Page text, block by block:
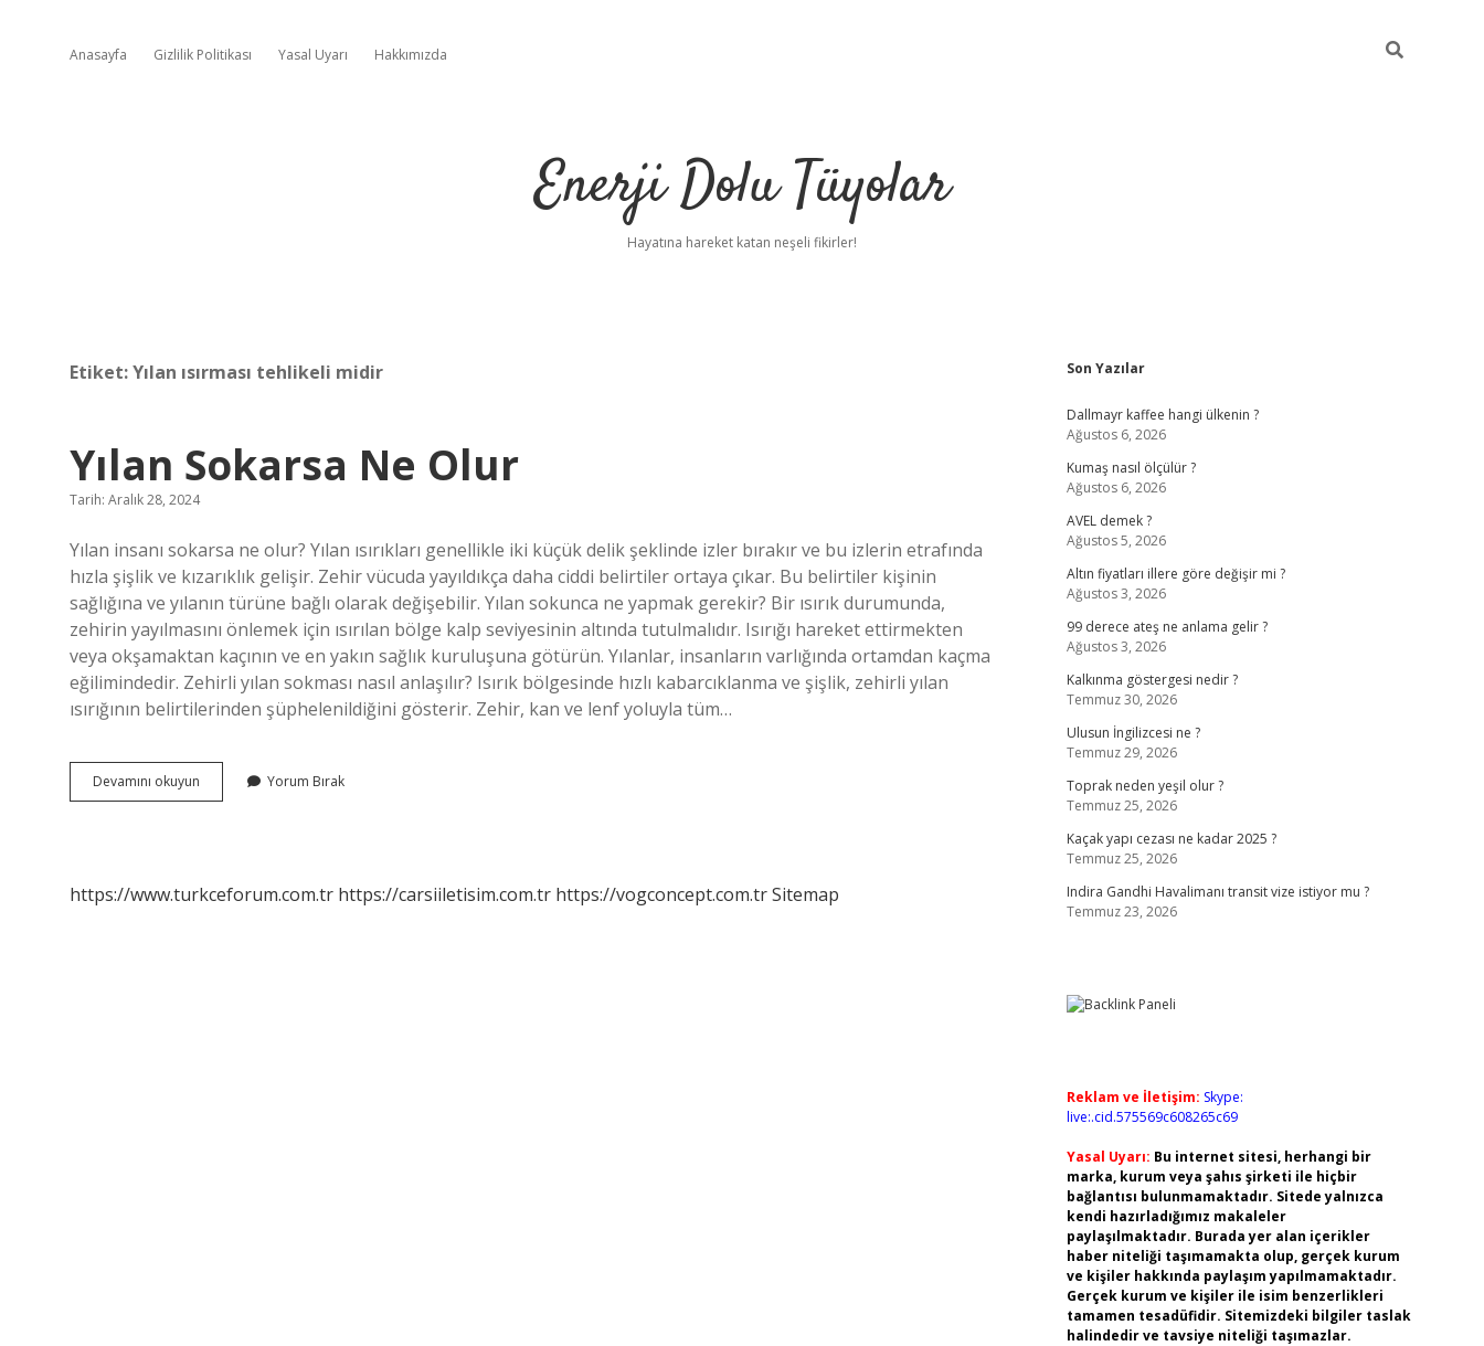
Anasayfa Gizlilik Politikası Yasal Uyarı Hakkımızda
Enerji Dolu Tüyolar
Hayatına hareket katan neşeli fikirler!
Etiket:Yılan ısırması tehlikeli midir
Yılan Sokarsa Ne Olur
Tarih: Aralık 28, 2024
Yılan insanı sokarsa ne olur? Yılan ısırıkları genellikle iki küçük delik şeklinde izler bırakır ve bu izlerin etrafında
hızla şişlik ve kızarıklık gelişir. Zehir vücuda yayıldıkça daha ciddi belirtiler ortaya çıkar. Bu belirtiler kişinin
sağlığına ve yılanın türüne bağlı olarak değişebilir. Yılan sokunca ne yapmak gerekir? Bir ısırık durumunda,
zehirin yayılmasını önlemek için ısırılan bölge kalp seviyesinin altında tutulmalıdır. Isırığı hareket ettirmekten
veya okşamaktan kaçının ve en yakın sağlık kuruluşuna götürün. Yılanlar, insanların varlığında ortamdan kaçma
eğilimindedir. Zehirli yılan sokması nasıl anlaşılır? Isırık bölgesinde hızlı kabarcıklanma ve şişlik, zehirli yılan
ısırığının belirtilerinden şüphelenildiğini gösterir. Zehir, kan ve lenf yoluyla tüm…
Devamını okuyun
Sokarsa
Yorum Bırak
https://www.turkceforum.com.tr https://carsiiletisim.com.tr https://vogconcept.com.trSitemap
Sidebar
Son Yazılar
Dallmayr kaffee hangi ülkenin ?
Ağustos 6, 2026
Kumaş nasıl ölçülür ?
Ağustos 6, 2026
AVEL demek ?
Ağustos 5, 2026
Altın fiyatları illere göre değişir mi ?
Ağustos 3, 2026
99 derece ateş ne anlama gelir ?
Ağustos 3, 2026
Kalkınma göstergesi nedir ?
Temmuz 30, 2026
Ulusun İngilizcesi ne ?
Temmuz 29, 2026
Toprak neden yeşil olur ?
Temmuz 25, 2026
Kaçak yapı cezası ne kadar 2025 ?
Temmuz 25, 2026
Indira Gandhi Havalimanı transit vize istiyor mu ?
Temmuz 23, 2026
Reklam ve İletişim: Skype:
live:.cid.575569c608265c69
Yasal Uyarı: Bu internet sitesi, herhangi bir
marka, kurum veya şahıs şirketi ile hiçbir
bağlantısı bulunmamaktadır. Sitede yalnızca
kendi hazırladığımız makaleler
paylaşılmaktadır. Burada yer alan içerikler
haber niteliği taşımamakta olup, gerçek kurum
ve kişiler hakkında paylaşım yapılmamaktadır.
Gerçek kurum ve kişiler ile isim benzerlikleri
tamamen tesadüfidir. Sitemizdeki bilgiler taslak
halindedir ve tavsiye niteliği taşımazlar.